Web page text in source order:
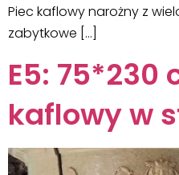
Piec kaflowy narożny z
zabytkowe […]
E5: 75*230
kaflowy w